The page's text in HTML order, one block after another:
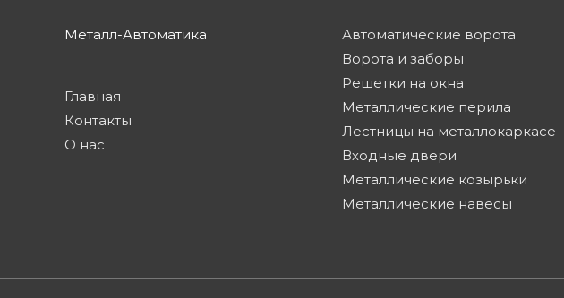
Металл-Автоматика
Главная
Контакты
О нас
Автоматические ворота
Ворота и заборы
Решетки на окна
Металлические перила
Лестницы на металлокаркасе
Входные двери
Металлические козырьки
Металлические навесы